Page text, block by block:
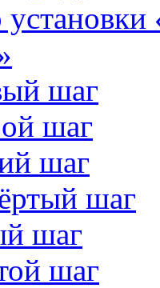
шаг
шаг
шаг
шаг
шаг
шаг